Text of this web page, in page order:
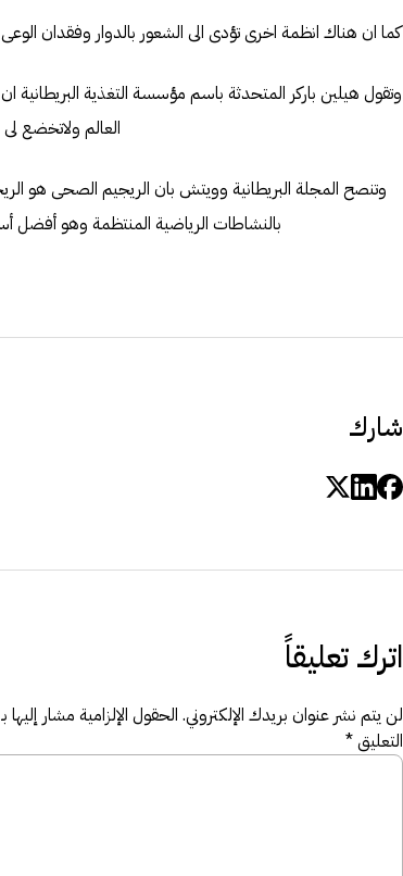
كما ان هناك انظمة اخرى تؤدى الى الشعور بالدوار وفقدان
وتقول هيلين باركر المتحدثة باسم مؤسسة التغذية البريطانية
العالم ولاتخضع
وتنصح المجلة البريطانية وويتش بان الريجيم الصحى هو
بالنشاطات الرياضية المنتظمة وهو
شارك
اترك تعليقاً
لن يتم نشر عنوان بريدك الإلكتروني. الحقول الإلزامية مشار إليها بـ
التعليق*